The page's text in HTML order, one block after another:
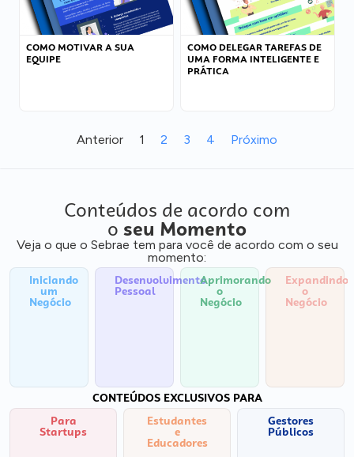
COMO MOTIVAR A SUA
EQUIPE
COMO DELEGAR TAREFAS DE
UMA FORMA INTELIGENTE E
PRÁTICA
Anterior 1 2 3 4 Próximo
Conteúdos de acordo com
o seu Momento
Veja o que o Sebrae tem para você de acordo com o seu
momento:
Iniciando
um
Negócio
Desenvolvimento
Pessoal
Aprimorando
o
Negócio
Expandindo
o
Negócio
CONTEÚDOS EXCLUSIVOS PARA
Para
Startups
Estudantes
e
Educadores
Gestores
Públicos